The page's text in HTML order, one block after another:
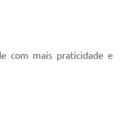
com mais praticidade e